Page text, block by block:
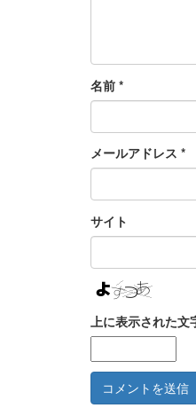
名前 *
メールアドレス *
サイト
上に表示された文